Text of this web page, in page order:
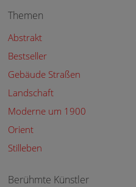
Themen
Abstrakt
Bestseller
Gebäude Straßen
Landschaft
Moderne um 1900
Orient
Stilleben
Berühmte Künstler